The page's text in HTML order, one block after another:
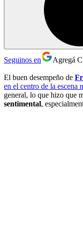
Seguinos en Agregá
El buen desempeño de
en el centro de la escena
general, lo que hizo que
sentimental,